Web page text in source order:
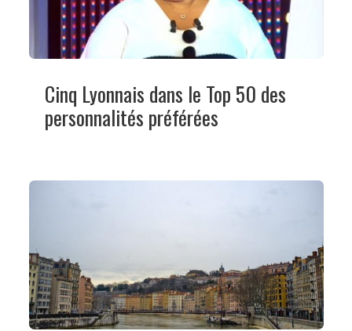
Cinq Lyonnais dans le Top 50 des
personnalités préférées